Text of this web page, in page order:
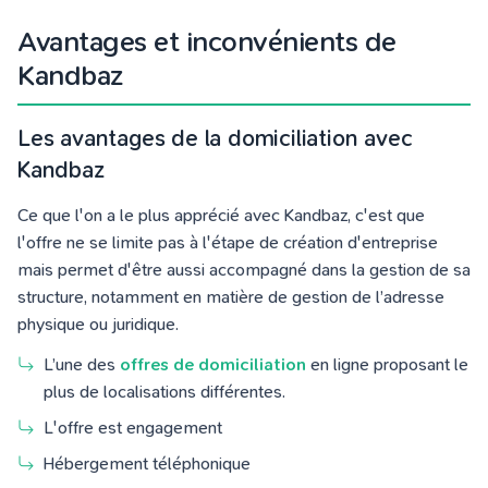
Avantages et inconvénients de
Kandbaz
Les avantages de la domiciliation avec
Kandbaz
Ce que l'on a le plus apprécié avec Kandbaz, c'est que
l'offre ne se limite pas à l'étape de création d'entreprise
mais permet d'être aussi accompagné dans la gestion de sa
structure, notamment en matière de gestion de l’adresse
physique ou juridique.
L’une des offres de domiciliation en ligne proposant le
plus de localisations différentes.
L'offre est engagement
Hébergement téléphonique